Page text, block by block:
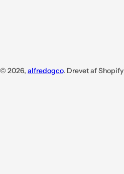
© 2026, alfredogco. Drevet af Shopify